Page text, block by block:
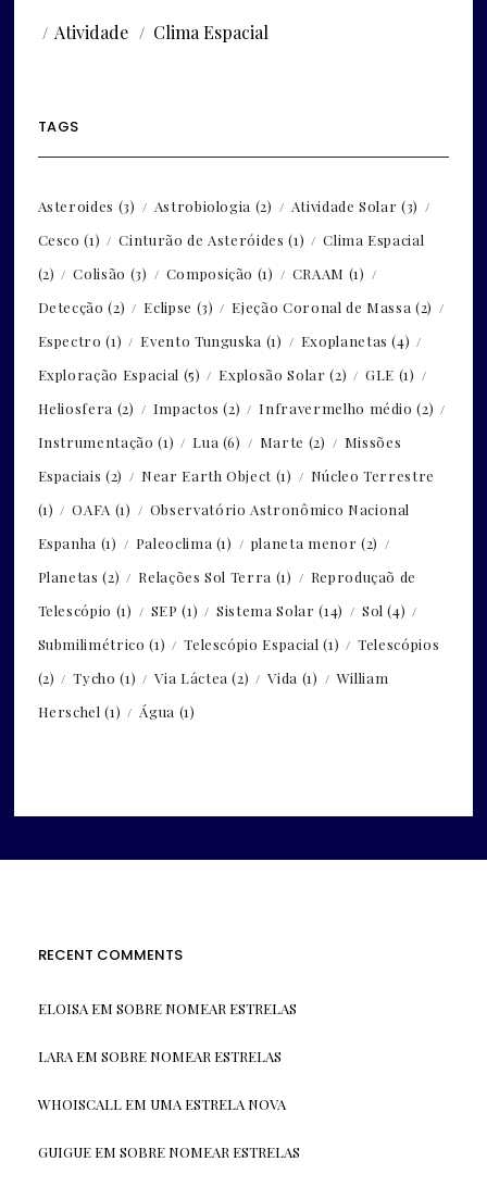
Atividade
Clima Espacial
TAGS
Asteroides (3) Astrobiologia (2) Atividade Solar (3)
Cesco (1) Cinturão de Asteróides (1)
Clima Espacial
(2)
Colisão (3) Composição (1) CRAAM (1)
Detecção (2) Eclipse (3) Ejeção Coronal de Massa (2)
Espectro (1) Evento Tunguska (1) Exoplanetas (4)
Exploração Espacial (5) Explosão Solar (2) GLE (1)
Heliosfera (2) Impactos (2) Infravermelho médio (2)
Instrumentação (1) Lua (6) Marte (2)
Missões
Espaciais (2) Near Earth Object (1)
Núcleo Terrestre
(1)
OAFA (1)
Observatório Astronômico Nacional
Espanha (1) Paleoclima (1) planeta menor (2)
Planetas (2) Relações Sol Terra (1)
Reproduçaõ de
Telescópio (1) SEP (1) Sistema Solar (14) Sol (4)
Submilimétrico (1) Telescópio Espacial (1)
Telescópios
(2)
Tycho (1) Via Láctea (2) Vida (1)
William
Herschel (1) Água (1)
RECENT COMMENTS
ELOISAEM SOBRE NOMEAR ESTRELAS
LARAEM SOBRE NOMEAR ESTRELAS
WHOISCALLEM UMA ESTRELA NOVA
GUIGUEEM SOBRE NOMEAR ESTRELAS